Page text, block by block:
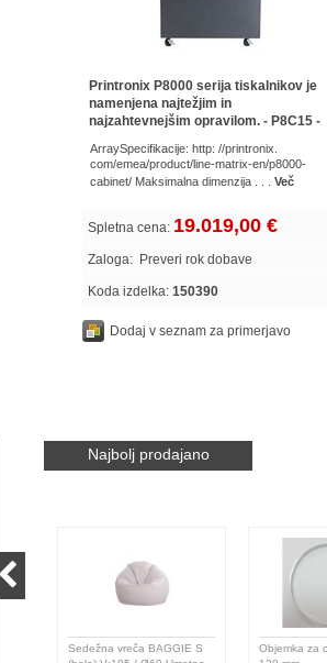
Printronix P8000 serija tiskalnikov je
namenjena najtežjim in
najzahtevnejšim opravilom. - P8C15 -
ArraySpecifikacije: http: //printronix.
com/emea/product/line-matrix-en/p8000-
cabinet/ Maksimalna dimenzija . . . Več
Spletna cena: 19.019,00 €
Zaloga: Preveri rok dobave
Koda izdelka: 150390
Dodaj v seznam za primerjavo
Najbolj prodajano
Sedežna vreča BAGGIE S
Objemka za